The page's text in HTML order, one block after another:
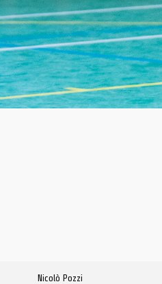
Nicolò Pozzi